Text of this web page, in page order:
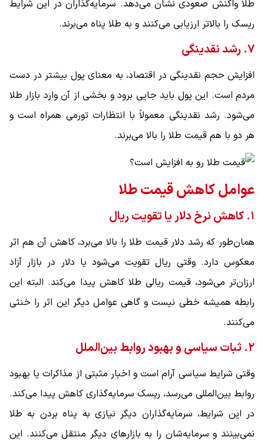
طلا واکنش صعودی نشان می‌دهد. سرمایه‌گذاران در این شرایط
ریسک را بالاتر ارزیابی می‌کنند و به طلا پناه می‌برند.
۷. رشد نقدینگی
افزایش حجم نقدینگی در اقتصاد، به معنای پول بیشتر در دست
مردم است. این پول باید جایی برود و بخشی از آن وارد بازار طلا
می‌شود. رشد نقدینگی معمولاً با انتظارات تورمی همراه است و
هر دو با هم قیمت طلا را بالا می‌برند.
عوامل کاهش قیمت طلا
۱. کاهش نرخ دلار یا تقویت ریال
همان‌طور که رشد دلار قیمت طلا را بالا می‌برد، کاهش آن هم اثر
معکوس دارد. وقتی ریال تقویت می‌شود یا دلار در بازار آزاد
ارزان‌تر می‌شود، قیمت ریالی طلا کاهش پیدا می‌کند. البته این
رابطه همیشه خطی نیست و گاهی عوامل دیگر این اثر را خنثی
می‌کنند.
۲. ثبات سیاسی و بهبود روابط بین‌الملل
وقتی شرایط سیاسی آرام است و اخبار مثبتی از مذاکرات یا بهبود
روابط بین‌المللی می‌رسد، ریسک سرمایه‌گذاری کاهش پیدا می‌کند.
در این شرایط، سرمایه‌گذاران دیگر نیازی به پناه بردن به طلا
نمی‌بینند و سرمایه‌شان را به بازارهای دیگر منتقل می‌کنند. این